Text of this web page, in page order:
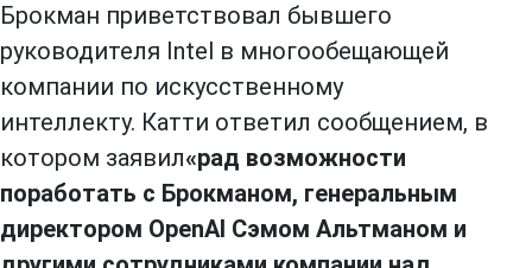
Брокман приветствовал бывшего
руководителя Intel в многообещающей
компании по искусственному
интеллекту. Катти ответил сообщением, в
котором заявил«рад возможности
поработать с Брокманом, генеральным
директором OpenAI Сэмом Альтманом и